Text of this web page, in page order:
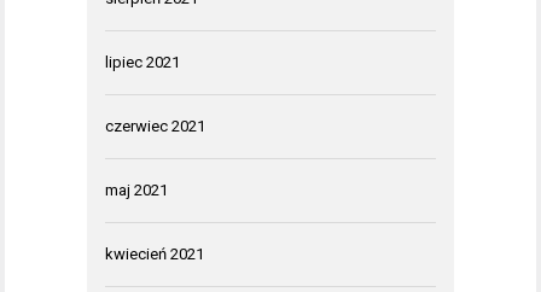
lipiec 2021
czerwiec 2021
maj 2021
kwiecień 2021